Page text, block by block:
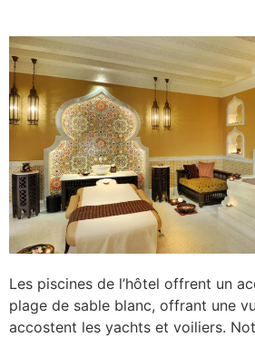
Les piscines de l’hôtel offrent un
plage de sable blanc, offrant une
accostent les yachts et voiliers.